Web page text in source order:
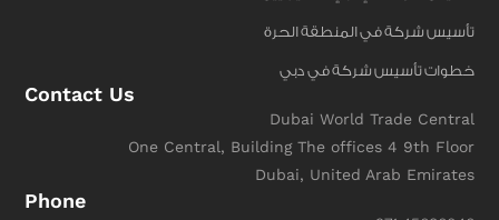
تأسيس شركة في المنطقة الحرة
خطوات تأسيس شركة في دبي
Contact Us
Dubai World Trade Central
One Central, Building The offices 4 9th Floor
Dubai, United Arab Emirates
Phone